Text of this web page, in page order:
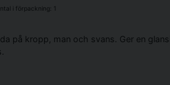
i förpackning: 1
på kropp, man och svans. Ger en